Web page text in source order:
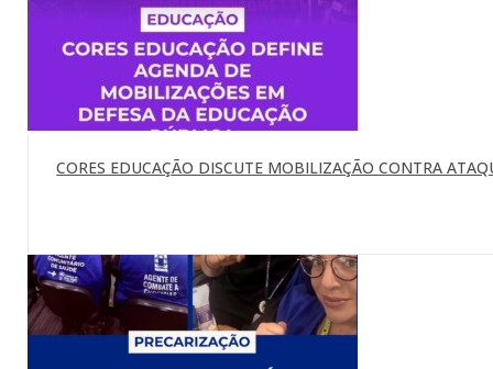
CORES EDUCAÇÃO DISCUTE MOBILIZAÇÃO CONTRA